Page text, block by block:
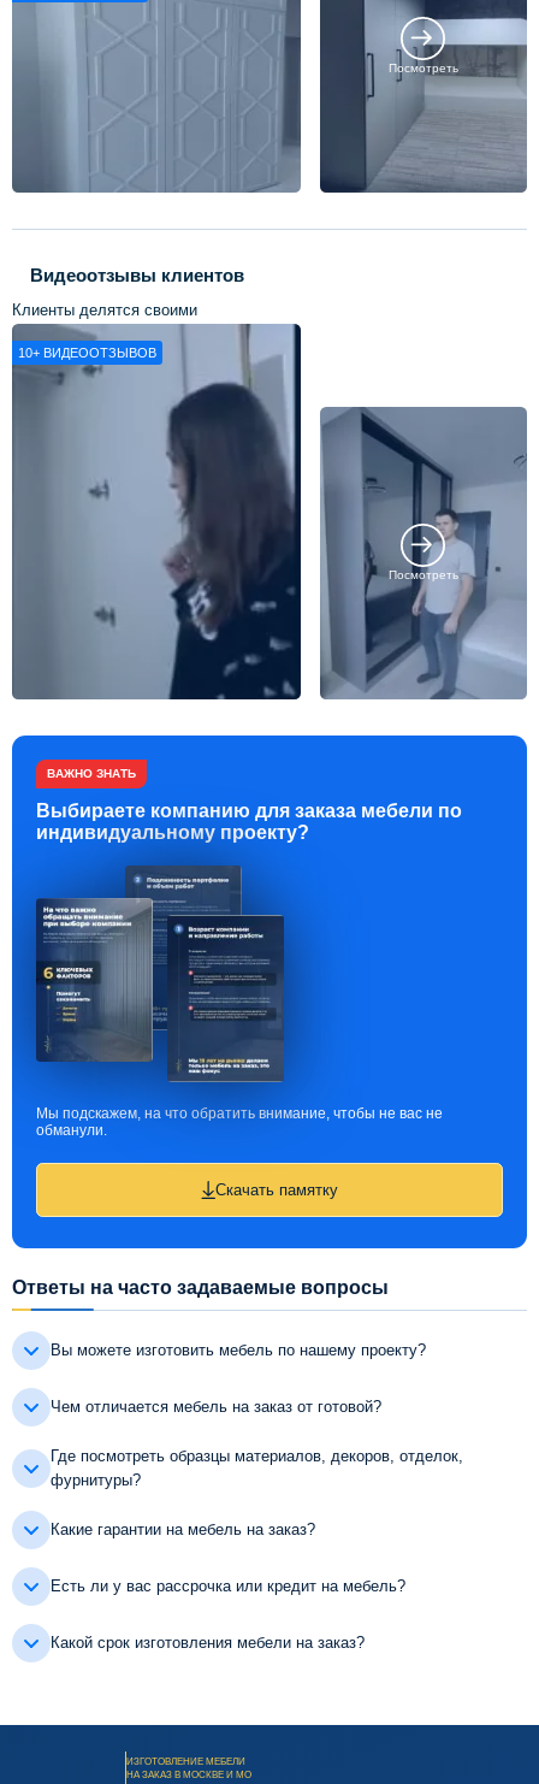
Посмотреть
Видеоотзывы клиентов
Клиенты делятся своими
впечатлениями о нашей работе
10+ ВИДЕООТЗЫВОВ
Посмотреть
ВАЖНО ЗНАТЬ
Выбираете компанию для заказа мебели по
индивидуальному проекту?
Мы подскажем, на что обратить внимание, чтобы не вас не
обманули.
Скачать памятку
Ответы на часто задаваемые вопросы
Вы можете изготовить мебель по нашему проекту?
Чем отличается мебель на заказ от готовой?
Где посмотреть образцы материалов, декоров, отделок,
фурнитуры?
Какие гарантии на мебель на заказ?
Есть ли у вас рассрочка или кредит на мебель?
Какой срок изготовления мебели на заказ?
ИЗГОТОВЛЕНИЕ МЕБЕЛИ
НА ЗАКАЗ В МОСКВЕ И МО